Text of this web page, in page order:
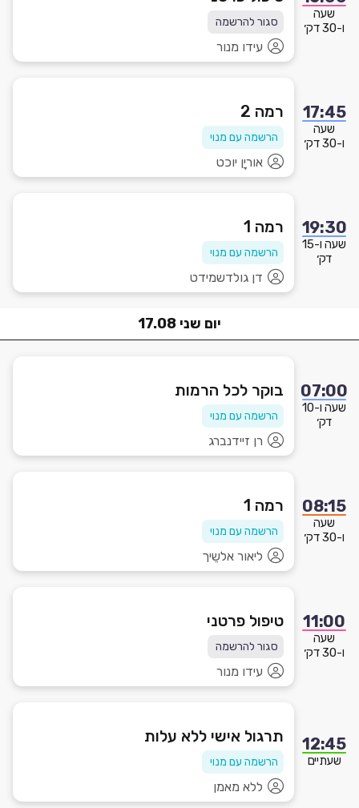
שעה
ו-30 דק׳
סגור להרשמה
עידו מנור
17:45
שעה
ו-30 דק׳
רמה 2
הרשמה עם מנוי
אוריָן יוכט
19:30
שעה ו-15
דק׳
רמה 1
הרשמה עם מנוי
דן גולדשמידט
יום שני 17.08
07:00
שעה ו-10
דק׳
בוקר לכל הרמות
הרשמה עם מנוי
רן זיידנברג
08:15
שעה
ו-30 דק׳
רמה 1
הרשמה עם מנוי
ליאור אלשֵיך
11:00
שעה
ו-30 דק׳
טיפול פרטני
סגור להרשמה
עידו מנור
12:45
שעתיים
תרגול אישי ללא עלות
הרשמה עם מנוי
ללא מאמן